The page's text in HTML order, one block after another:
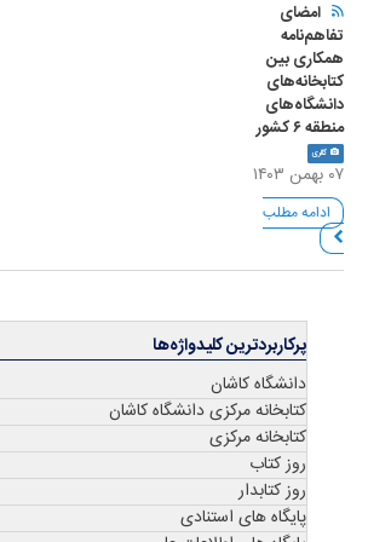
امضای
تفاهم‌نامه
همکاری بین
کتابخانه‌های
دانشگاه‌های
منطقه ۶ کشور
گالری
۰۷ بهمن ۱۴۰۳
ادامه مطلب
پرکاربردترین کلیدواژه‌ها
دانشگاه کاشان
کتابخانه مرکزی دانشگاه کاشان
کتابخانه مرکزی
روز کتاب
روز کتابدار
پایگاه های استنادی